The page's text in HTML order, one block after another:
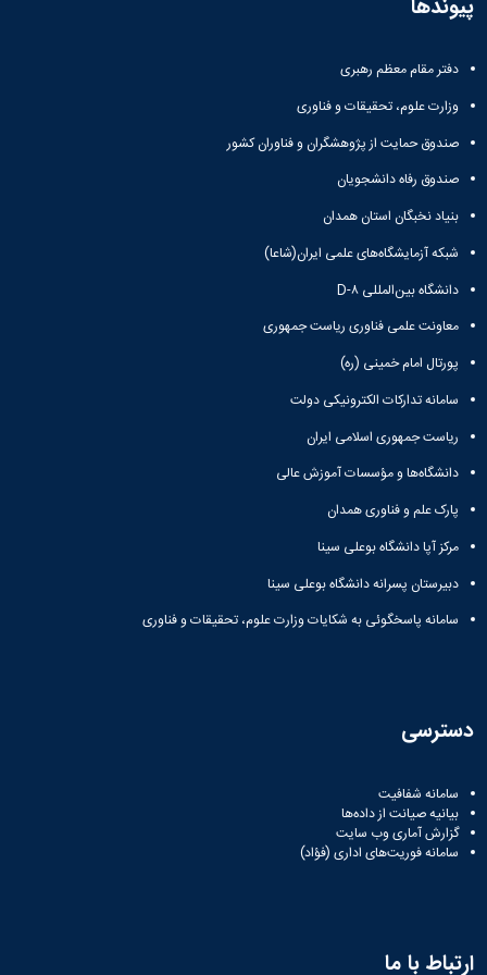
مرتبط
ملی
شرکت
های
دانش
بنیان
نامه ها
فرآیندها
آئین
نامه
های
پژوهشی
فرم
پژوهشی
پیوندها
دفتر مقام معظم رهبری
وزارت علوم، تحقیقات و فناوری
صندوق حمایت از پژوهشگران و فناوران کشور
صندوق رفاه دانشجویان
بنیاد نخبگان استان همدان
شبکه آزمایشگاه‌های علمی ایران(شاعا)
دانشگاه بین‌المللی D-۸
معاونت علمی فناوری ریاست جمهوری
پورتال امام خمینی (ره)
سامانه تدارکات الکترونیکی دولت
ریاست جمهوری اسلامی ایران
دانشگاه‌ها و مؤسسات آموزش عالی
پارک علم و فناوری همدان
مرکز آپا دانشگاه بوعلی سینا
دبیرستان پسرانه دانشگاه بوعلی سینا
سامانه پاسخگوئی به شکایات وزارت علوم، تحقیقات و فناوری
دسترسی
سامانه شفافیت
بیانیه صیانت از داده‌ها
گزارش آماری وب‌ سایت
سامانه فوریت‌های اداری (فؤاد)
ارتباط با ما